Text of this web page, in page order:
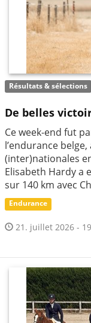
Résultats & sélections
De belles
Ce week-end fut
l’endurance
(inter)nationales
Elisabeth Hardy a
sur 140 km avec
Endurance
21. juillet 2026 -